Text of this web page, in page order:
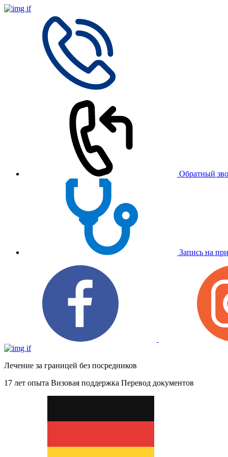
Обратный
Запись на
Лечение за границей без посредников
17 лет опыта Визовая поддержка Перевод документов